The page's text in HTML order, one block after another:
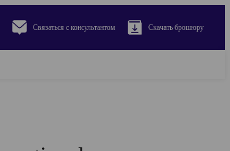
Связаться с консультантом Cкачать брошюру